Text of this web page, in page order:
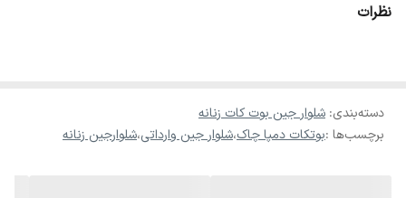
ایستایی بالا، پهلوها و شکم را کاملاً جمع کرده و فرمی یکدست به اندام شما
قرمز، این شلوار رنگی است که هرگز از مد نمی‌افتد و ظاهری بسیار لوکس به
استایل شما می‌بخشد
نظرات
دسته‌بندی: شلوار جین بوت کات زنانه
برچسب‌ها :بوتکات دمپا چاک،شلوار جین وارداتی،شلوارجین زنانه